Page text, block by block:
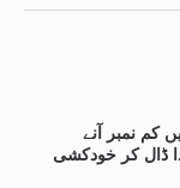
کم نمبر آنے
ڈال کر خودکشی